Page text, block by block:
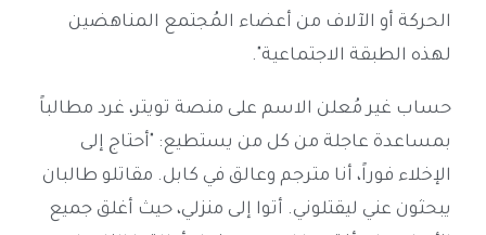
الحركة أو الآلاف من أعضاء المُجتمع المناهضين
لهذه الطبقة الاجتماعية".
حساب غير مُعلن الاسم على منصة تويتر، غرد مطالباً
بمساعدة عاجلة من كل من يستطيع: "أحتاج إلى
الإخلاء فوراً، أنا مترجم وعالق في كابل. مقاتلو طالبان
يبحثون عني ليقتلوني. أتوا إلى منزلي، حيث أغلق جميع